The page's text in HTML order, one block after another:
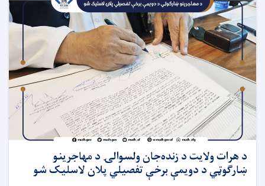
د هرات ولایت د زنده‌جان ولسوالۍ د مهاجرینو
ښارګوټي د دویمې برخې تفصیلي پلان لاسلیک شو